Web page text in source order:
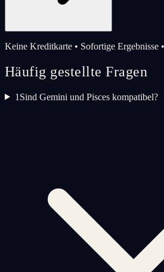
Keine Kreditkarte • Sofortige Ergebnisse
Häufig gestellte Fragen
1 Sind Gemini und Pisces kompatibel?